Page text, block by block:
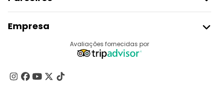
Registo Do Fornecedor
Programa De Afiliados
Empresa
Contacte-Nos
Avaliações fornecidas por